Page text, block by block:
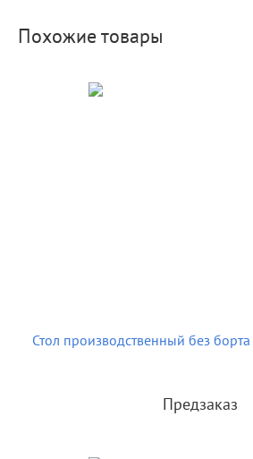
Похожие товары
Стол производственный без
Предзаказ